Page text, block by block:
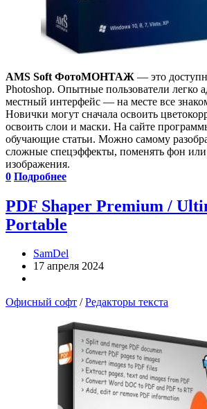
AMS Soft ФотоМОНТАЖ — это
Photoshop. Опытные пользователи легко
местный интерфейс — на месте все
Новички могут сначала освоить
освоить слои и маски. На сайте
обучающие статьи. Можно самому
сложные спецэффекты, поменять фон или
изображения.
0 Подробнее
PDF Shaper Premium /
Portable
SamDel
17 апреля 2024
Офисный софт /Редакторы текста